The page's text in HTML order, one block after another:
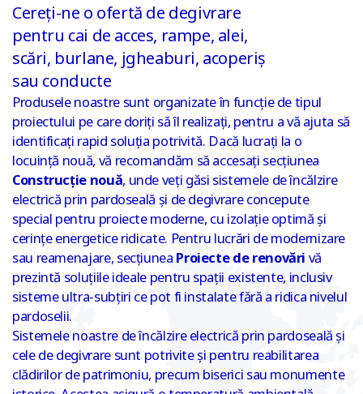
Cereți-ne o ofertă de degivrare
pentru cai de acces, rampe, alei,
scări, burlane, jgheaburi, acoperiș
sau conducte
Produsele noastre sunt organizate în funcție de tipul
proiectului pe care doriți să îl realizați, pentru a vă ajuta să
identificați rapid soluția potrivită. Dacă lucrați la o
locuință nouă, vă recomandăm să accesați secțiunea
Construcție nouă, unde veți găsi sistemele de încălzire
electrică prin pardoseală și de degivrare concepute
special pentru proiecte moderne, cu izolație optimă și
cerințe energetice ridicate. Pentru lucrări de modernizare
sau reamenajare, secțiunea Proiecte de renovări vă
prezintă soluțiile ideale pentru spații existente, inclusiv
sisteme ultra-subțiri ce pot fi instalate fără a ridica nivelul
pardoselii.
Sistemele noastre de încălzire electrică prin pardoseală și
cele de degivrare sunt potrivite și pentru reabilitarea
clădirilor de patrimoniu, precum biserici sau monumente